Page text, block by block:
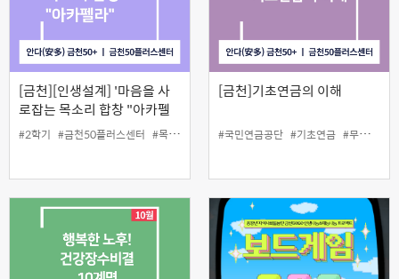
[금천][인생설계] '마음을 사
로잡는 목소리 합창 "아카펠
라"'
#2학기 #금천50플러스센터 #목소리 #음악 #인생설계
[금천]기초연금의 이해
#국민연금공단 #기초연금 #무료